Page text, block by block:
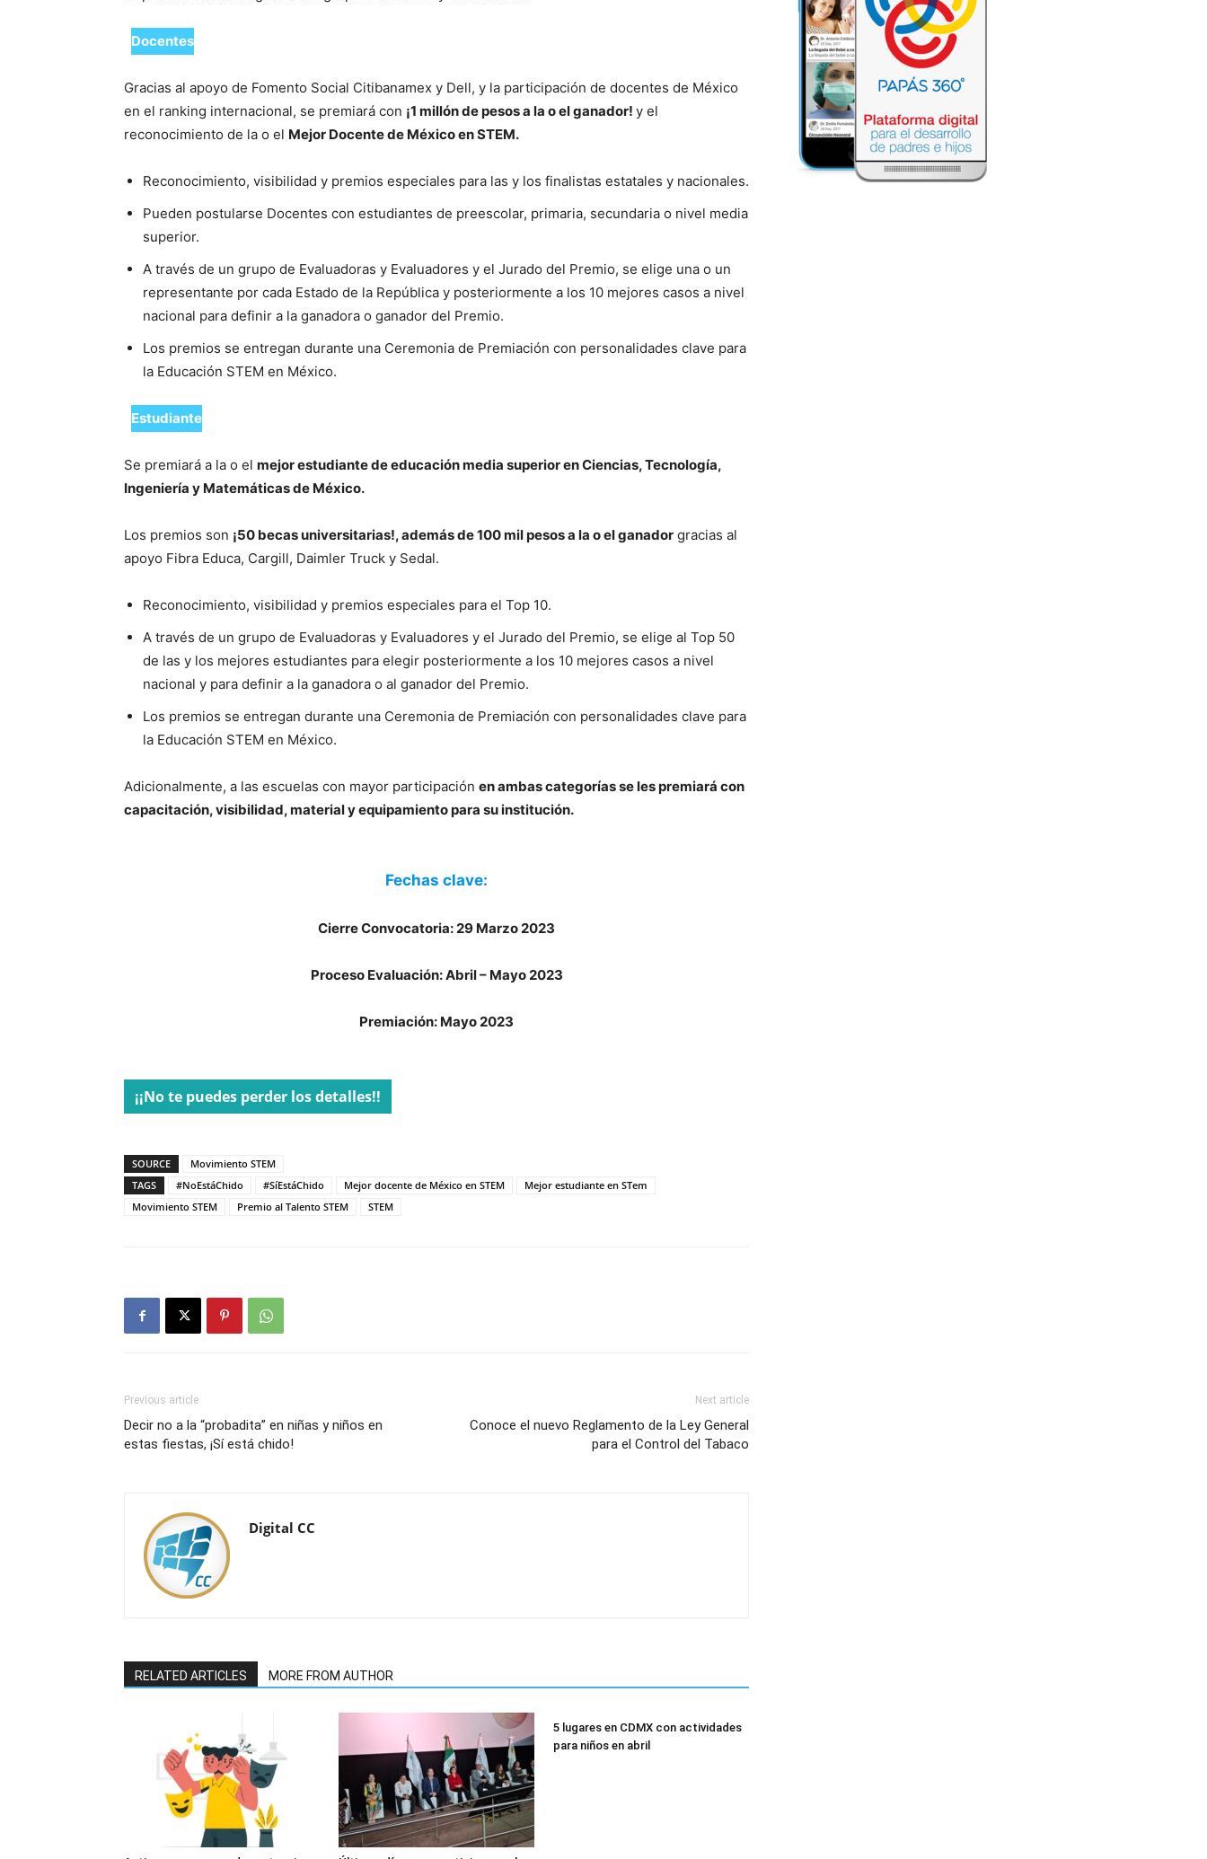
Docentes
Gracias al apoyo de Fomento Social Citibanamex y Dell, y la participación de docentes de México
en el ranking internacional, se premiará con ¡1 millón de pesos a la o el ganador! y el
reconocimiento de la o el Mejor Docente de México en STEM.
Reconocimiento, visibilidad y premios especiales para las y los finalistas estatales y nacionales.
Pueden postularse Docentes con estudiantes de preescolar, primaria, secundaria o nivel media
superior.
A través de un grupo de Evaluadoras y Evaluadores y el Jurado del Premio, se elige una o un
representante por cada Estado de la República y posteriormente a los 10 mejores casos a nivel
nacional para definir a la ganadora o ganador del Premio.
Los premios se entregan durante una Ceremonia de Premiación con personalidades clave para
la Educación STEM en México.
Estudiante
Se premiará a la o el mejor estudiante de educación media superior en Ciencias, Tecnología,
Ingeniería y Matemáticas de México.
Los premios son ¡50 becas universitarias!, además de 100 mil pesos a la o el ganador gracias al
apoyo Fibra Educa, Cargill, Daimler Truck y Sedal.
Reconocimiento, visibilidad y premios especiales para el Top 10.
A través de un grupo de Evaluadoras y Evaluadores y el Jurado del Premio, se elige al Top 50
de las y los mejores estudiantes para elegir posteriormente a los 10 mejores casos a nivel
nacional y para definir a la ganadora o al ganador del Premio.
Los premios se entregan durante una Ceremonia de Premiación con personalidades clave para
la Educación STEM en México.
Adicionalmente, a las escuelas con mayor participación en ambas categorías se les premiará con
capacitación, visibilidad, material y equipamiento para su institución.
Fechas clave:
Cierre Convocatoria: 29 Marzo 2023
Proceso Evaluación: Abril – Mayo 2023
Premiación: Mayo 2023
¡¡No te puedes perder los detalles!!
SOURCE
Movimiento STEM
TAGS
#NoEstáChido #SíEstáChido Mejor docente de México en STEM
Mejor estudiante en STem
Movimiento STEM
Premio al Talento STEM STEM
Previous article
Decir no a la “probadita” en niñas y niños en
estas fiestas, ¡Sí está chido!
Next article
Conoce el nuevo Reglamento de la Ley General
para el Control del Tabaco
Digital CC
RELATED ARTICLES MORE FROM AUTHOR
5 lugares en CDMX con actividades
para niños en abril